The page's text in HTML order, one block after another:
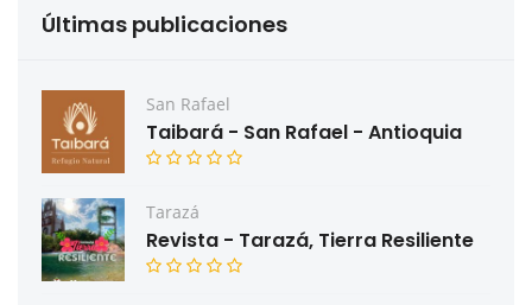
Últimas publicaciones
San Rafael
Taibará - San Rafael - Antioquia
Tarazá
Revista - Tarazá, Tierra Resiliente